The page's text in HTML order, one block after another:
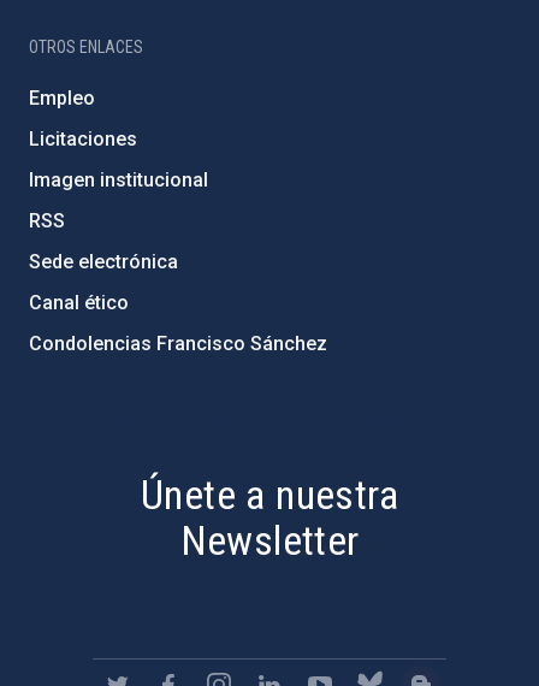
OTROS ENLACES
Empleo
Licitaciones
Imagen institucional
RSS
Sede electrónica
Canal ético
Condolencias Francisco Sánchez
Únete a nuestra
Newsletter